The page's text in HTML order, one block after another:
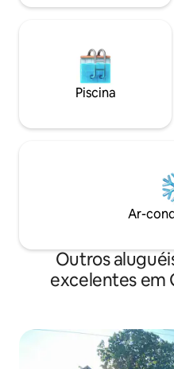
Piscina
Ar-
Outros
excelentes em